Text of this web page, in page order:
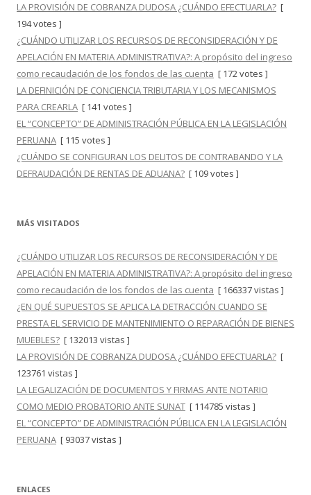
LA PROVISIÓN DE COBRANZA DUDOSA ¿CUÁNDO EFECTUARLA? [
194 votes ]
¿CUÁNDO UTILIZAR LOS RECURSOS DE RECONSIDERACIÓN Y DE
APELACIÓN EN MATERIA ADMINISTRATIVA?: A propósito del ingreso
como recaudación de los fondos de las cuenta [ 172 votes ]
LA DEFINICIÓN DE CONCIENCIA TRIBUTARIA Y LOS MECANISMOS
PARA CREARLA [ 141 votes ]
EL “CONCEPTO” DE ADMINISTRACIÓN PÚBLICA EN LA LEGISLACIÓN
PERUANA [ 115 votes ]
¿CUÁNDO SE CONFIGURAN LOS DELITOS DE CONTRABANDO Y LA
DEFRAUDACIÓN DE RENTAS DE ADUANA? [ 109 votes ]
MÁS VISITADOS
¿CUÁNDO UTILIZAR LOS RECURSOS DE RECONSIDERACIÓN Y DE
APELACIÓN EN MATERIA ADMINISTRATIVA?: A propósito del ingreso
como recaudación de los fondos de las cuenta [ 166337 vistas ]
¿EN QUÉ SUPUESTOS SE APLICA LA DETRACCIÓN CUANDO SE
PRESTA EL SERVICIO DE MANTENIMIENTO O REPARACIÓN DE BIENES
MUEBLES? [ 132013 vistas ]
LA PROVISIÓN DE COBRANZA DUDOSA ¿CUÁNDO EFECTUARLA? [
123761 vistas ]
LA LEGALIZACIÓN DE DOCUMENTOS Y FIRMAS ANTE NOTARIO
COMO MEDIO PROBATORIO ANTE SUNAT [ 114785 vistas ]
EL “CONCEPTO” DE ADMINISTRACIÓN PÚBLICA EN LA LEGISLACIÓN
PERUANA [ 93037 vistas ]
ENLACES